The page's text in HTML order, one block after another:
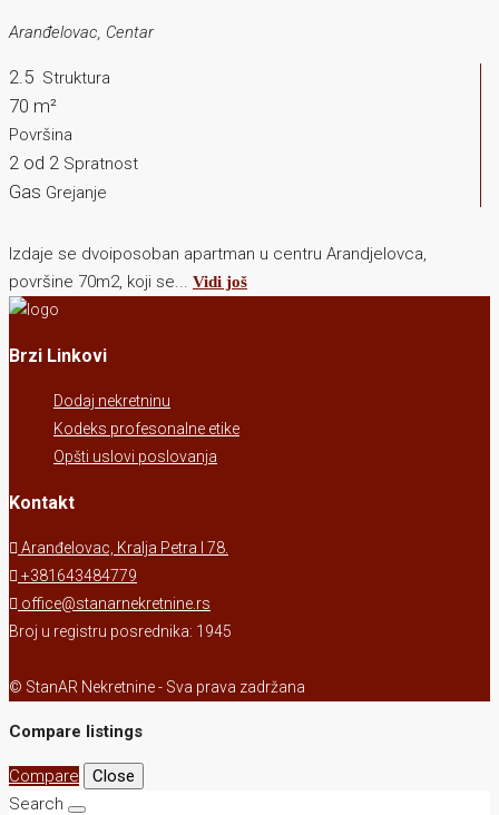
Aranđelovac, Centar
2.5 Struktura
70 m²
Površina
2 od 2 Spratnost
Gas Grejanje
Izdaje se dvoiposoban apartman u centru Arandjelovca,
površine 70m2, koji se... Vidi još
Brzi Linkovi
Dodaj nekretninu
Kodeks profesonalne etike
Opšti uslovi poslovanja
Kontakt
Aranđelovac, Kralja Petra I 78.
+381643484779
office@stanarnekretnine.rs
Broj u registru posrednika: 1945
© StanAR Nekretnine - Sva prava zadržana
Compare listings
Compare
Close
Search